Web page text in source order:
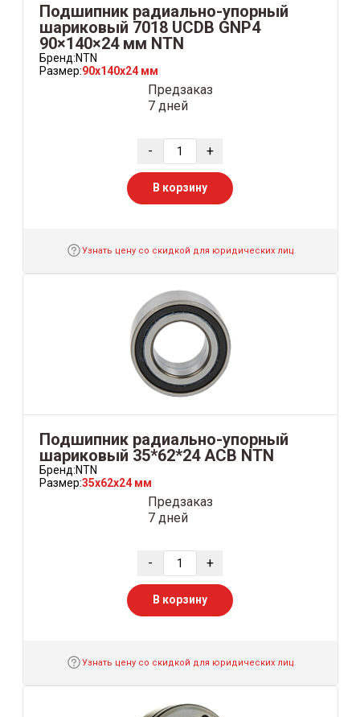
Подшипник радиально-упорный
шариковый 7018 UCDB GNP4
90×140×24 мм NTN
Бренд:NTN
Размер:90x140x24 мм
Предзаказ
7 дней
- +
В корзину
Узнать цену со скидкой для юридических лиц
Подшипник радиально-упорный
шариковый 35*62*24 ACB NTN
Бренд:NTN
Размер:35x62x24 мм
Предзаказ
7 дней
- +
В корзину
Узнать цену со скидкой для юридических лиц